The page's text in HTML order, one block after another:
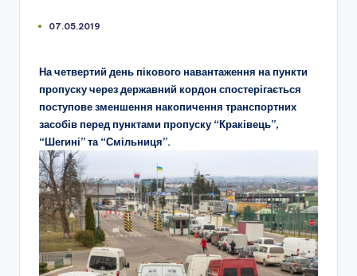
07.05.2019
На четвертий день пікового навантаження на пункти
пропуску через державний кордон спостерігається
поступове зменшення накопичення транспортних
засобів перед пунктами пропуску “Краківець”,
“Шегині” та “Смільниця”.